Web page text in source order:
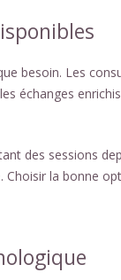
besoin. Les
échanges
des sessions
la bonne